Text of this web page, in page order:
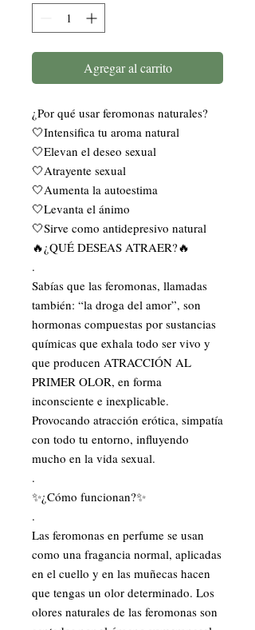
Agregar al carrito
¿Por qué usar feromonas naturales?
🤍Intensifica tu aroma natural
🤍Elevan el deseo sexual
🤍Atrayente sexual
🤍Aumenta la autoestima
🤍Levanta el ánimo
🤍Sirve como antidepresivo natural
🔥¿QUÉ DESEAS ATRAER?🔥
.
Sabías que las feromonas, llamadas
también: “la droga del amor”, son
hormonas compuestas por sustancias
químicas que exhala todo ser vivo y
que producen ATRACCIÓN AL
PRIMER OLOR, en forma
inconsciente e inexplicable.
Provocando atracción erótica, simpatía
con todo tu entorno, influyendo
mucho en la vida sexual.
.
✨¿Cómo funcionan?✨
.
Las feromonas en perfume se usan
como una fragancia normal, aplicadas
en el cuello y en las muñecas hacen
que tengas un olor determinado. Los
olores naturales de las feromonas son